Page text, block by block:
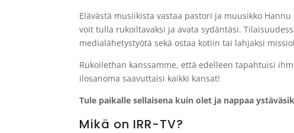
Elävästä musiikista vastaa pastori ja muusikko
voit tulla rukoiltavaksi ja avata sydäntäsi.
medialähetystyötä sekä ostaa kotiin tai lahjaksi
Rukoilethan kanssamme, että edelleen tapahtuisi
ilosanoma saavuttaisi kaikki kansat!
Tule paikalle sellaisena kuin olet ja nappaa
Mikä on IRR-TV?